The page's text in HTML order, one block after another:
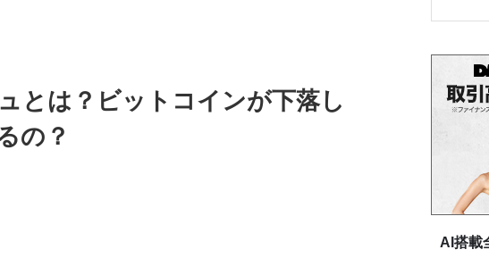
とは？ビットコインが下落し
の？
AI搭載